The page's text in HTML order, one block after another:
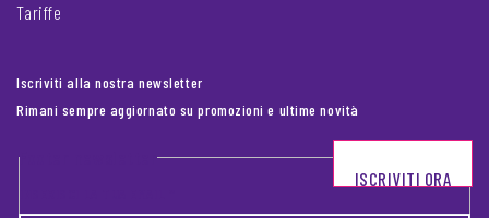
Tariffe
Iscriviti alla nostra newsletter
Rimani sempre aggiornato su promozioni e ultime novità
Footer newsletter
ISCRIVITI ORA